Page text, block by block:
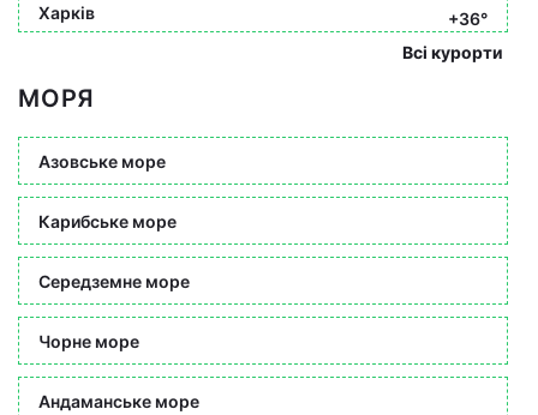
Харків
+36°
Всі курорти
МОРЯ
Азовське море
Карибське море
Середземне море
Чорне море
Андаманське море